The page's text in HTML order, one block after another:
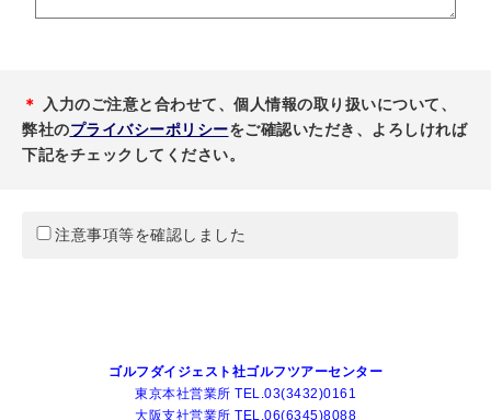
＊
入力のご注意と合わせて、個人情報の取り扱いについて、
弊社のプライバシーポリシーをご確認いただき、よろしければ
下記をチェックしてください。
注意事項等を確認しました
ゴルフダイジェスト社ゴルフツアーセンター
東京本社営業所 TEL.03(3432)0161
大阪支社営業所 TEL.06(6345)8088